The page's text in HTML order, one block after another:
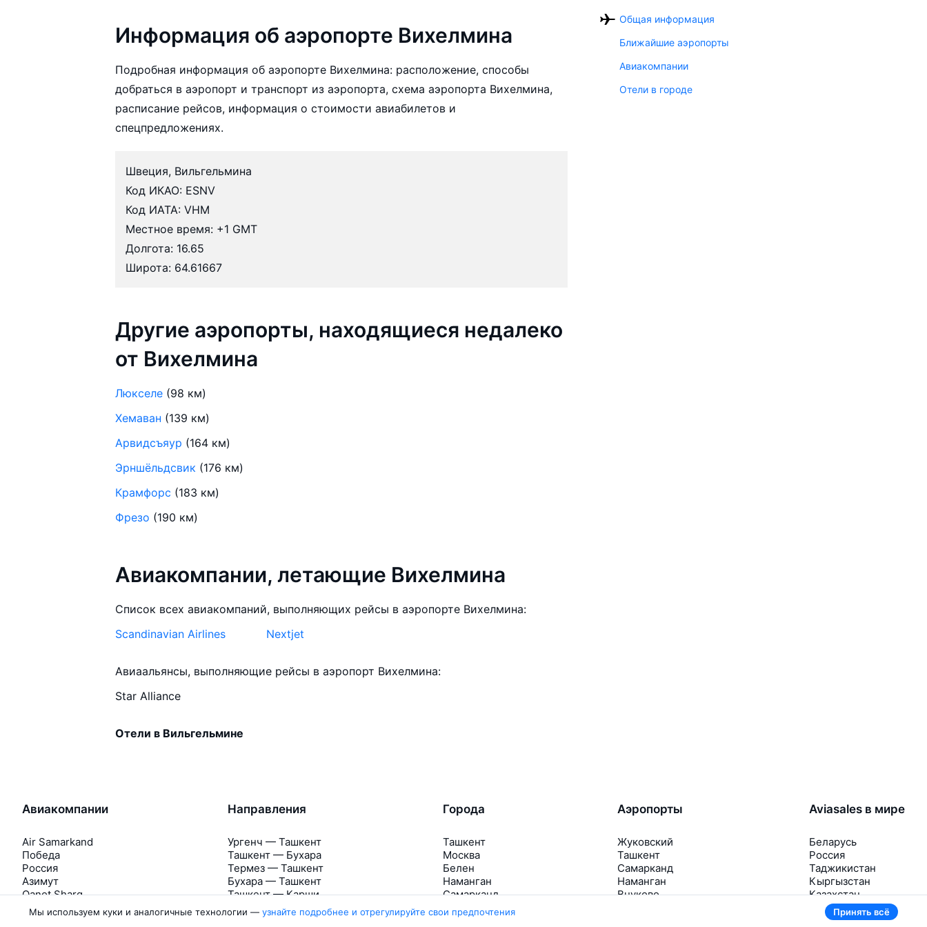
Информация об аэропорте Вихелмина
Подробная информация об аэропорте Вихелмина: расположение, способы
добраться в аэропорт и транспорт из аэропорта, схема аэропорта Вихелмина,
расписание рейсов, информация о стоимости авиабилетов и
спецпредложениях.
Швеция, Вильгельмина
Код ИКАО: ESNV
Код ИАТА: VHM
Местное время: +1 GMT
Долгота: 16.65
Широта: 64.61667
Другие аэропорты, находящиеся недалеко
от Вихелмина
Люкселе (98 км)
Хемаван (139 км)
Арвидсъяур (164 км)
Эрншёльдсвик (176 км)
Крамфорс (183 км)
Фрезо (190 км)
Авиакомпании, летающие Вихелмина
Список всех авиакомпаний, выполняющих рейсы в аэропорте Вихелмина:
Scandinavian Airlines
Nextjet
Авиаальянсы, выполняющие рейсы в аэропорт Вихелмина:
Star Alliance
Отели в Вильгельмине
Общая информация
Ближайшие аэропорты
Авиакомпании
Отели в городе
Авиакомпании
Air Samarkand
Победа
Россия
Азимут
Qanot Sharq
Ещё 2 авиакомпании
Направления
Ургенч — Ташкент
Ташкент — Бухара
Термез — Ташкент
Бухара — Ташкент
Ташкент — Карши
Ташкент — Самарканд
Города
Ташкент
Москва
Белен
Наманган
Самарканд
Ещё 5 городов
Аэропорты
Жуковский
Ташкент
Самарканд
Наманган
Внуково
Aviasales в мире
Беларусь
Россия
Таджикистан
Кыргызстан
Казахстан
Ещё 2 страны
Мы используем куки и аналогичные технологии — узнайте подробнее и отрегулируйте свои предпочтения Принять всё